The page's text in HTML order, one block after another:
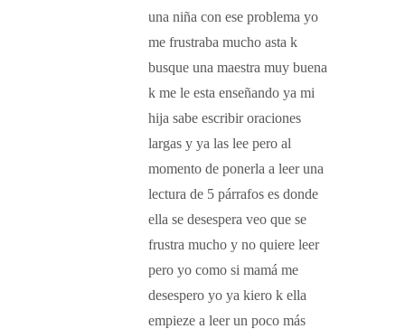
una niña con ese problema yo
me frustraba mucho asta k
busque una maestra muy buena
k me le esta enseñando ya mi
hija sabe escribir oraciones
largas y ya las lee pero al
momento de ponerla a leer una
lectura de 5 párrafos es donde
ella se desespera veo que se
frustra mucho y no quiere leer
pero yo como si mamá me
desespero yo ya kiero k ella
empieze a leer un poco más